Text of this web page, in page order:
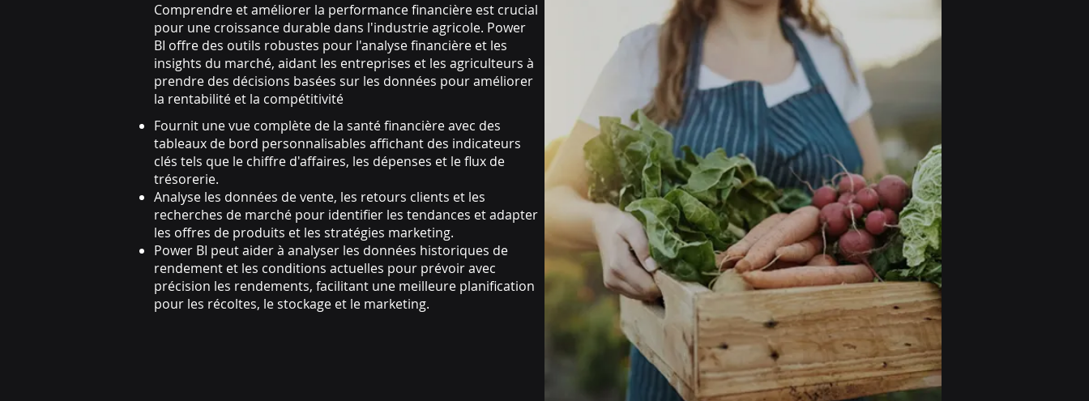
Comprendre et améliorer la performance financière est crucial
pour une croissance durable dans l'industrie agricole. Power
BI offre des outils robustes pour l'analyse financière et les
insights du marché, aidant les entreprises et les agriculteurs à
prendre des décisions basées sur les données pour améliorer
la rentabilité et la compétitivité
Fournit une vue complète de la santé financière avec des
tableaux de bord personnalisables affichant des indicateurs
clés tels que le chiffre d'affaires, les dépenses et le flux de
trésorerie.
Analyse les données de vente, les retours clients et les
recherches de marché pour identifier les tendances et adapter
les offres de produits et les stratégies marketing.
Power BI peut aider à analyser les données historiques de
rendement et les conditions actuelles pour prévoir avec
précision les rendements, facilitant une meilleure planification
pour les récoltes, le stockage et le marketing.